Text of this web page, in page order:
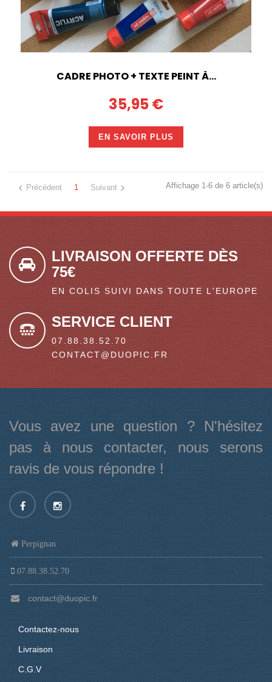
CADRE PHOTO + TEXTE PEINT À...
35,95 €
EN SAVOIR PLUS
 Précédent 1 Suivant  Affichage 1-6 de 6 article(s)
LIVRAISON OFFERTE DÈS
75€
EN COLIS SUIVI DANS TOUTE L'EUROPE
SERVICE CLIENT
07.88.38.52.70
CONTACT@DUOPIC.FR
Vous avez une question ? N'hésitez
pas à nous contacter, nous serons
ravis de vous répondre !
Perpignan
07.88.38.52.70
contact@duopic.fr
Contactez-nous
Livraison
C.G.V